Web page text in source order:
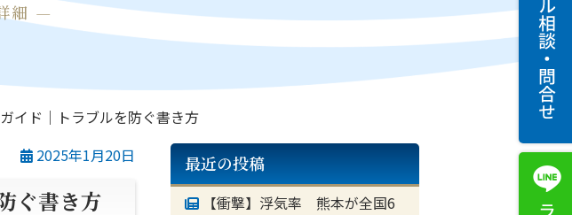
細
イド｜トラブルを防ぐ書き方
2025年1月20日
ぐ書き方
最近の投稿
【衝撃】浮気率 熊本が全国6